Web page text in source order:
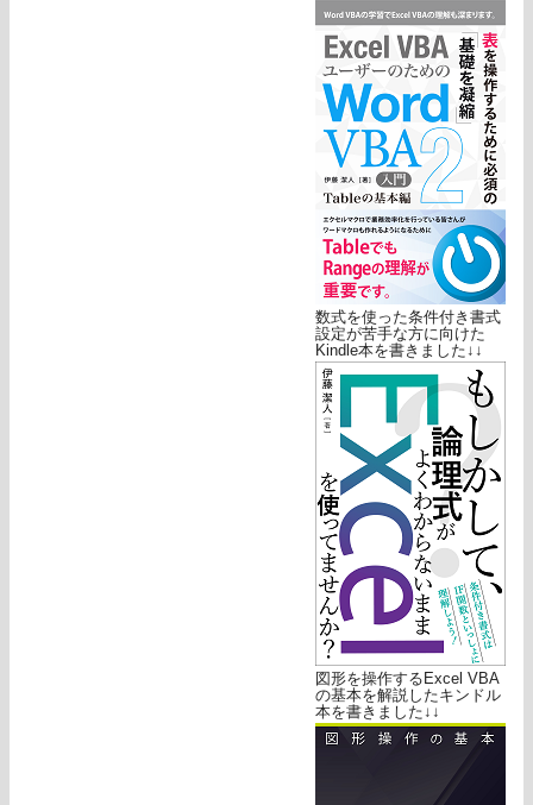
数式を使った条件付き書式
設定が苦手な方に向けた
Kindle本を書きました↓↓
図形を操作するExcel VBA
の基本を解説したキンドル
本を書きました↓↓